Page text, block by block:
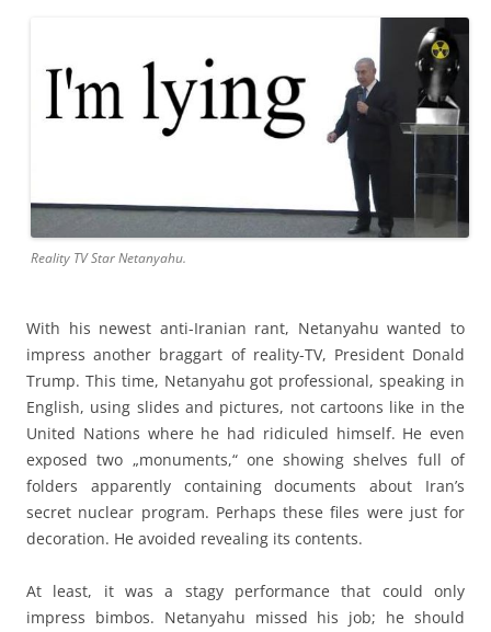
Reality TV Star Netanyahu.
With his newest anti-Iranian rant, Netanyahu wanted to
impress another braggart of reality-TV, President Donald
Trump. This time, Netanyahu got professional, speaking in
English, using slides and pictures, not cartoons like in the
United Nations where he had ridiculed himself. He even
exposed two „monuments,“ one showing shelves full of
folders apparently containing documents about Iran’s
secret nuclear program. Perhaps these files were just for
decoration. He avoided revealing its contents.
At least, it was a stagy performance that could only
impress bimbos. Netanyahu missed his job; he should